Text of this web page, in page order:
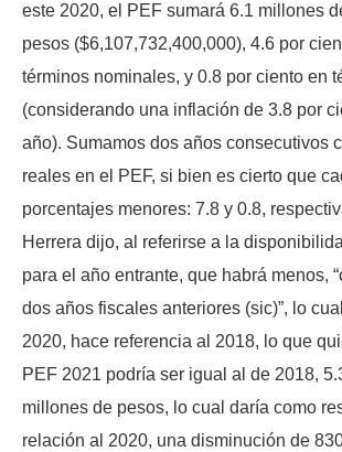
este 2020, el PEF sumará 6.1 millones
pesos ($6,107,732,400,000), 4.6 por
términos nominales, y 0.8 por ciento en
(considerando una inflación de 3.8 por
año). Sumamos dos años consecutivos
reales en el PEF, si bien es cierto que
porcentajes menores: 7.8 y 0.8,
Herrera dijo, al referirse a la
para el año entrante, que habrá menos,
dos años fiscales anteriores (sic)”, lo
2020, hace referencia al 2018, lo que
PEF 2021 podría ser igual al de 2018,
millones de pesos, lo cual daría como
relación al 2020, una disminución de